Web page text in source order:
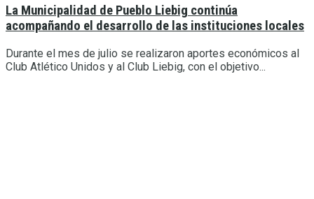
La Municipalidad de Pueblo Liebig continúa
acompañando el desarrollo de las instituciones locales
Durante el mes de julio se realizaron aportes económicos al
Club Atlético Unidos y al Club Liebig, con el objetivo...